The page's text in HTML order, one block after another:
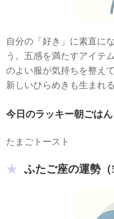
自分の「好き」に素直に
う。五感を満たすアイテ
のよい服が気持ちを整え
新しいひらめきも生まれる
今日のラッキー朝ごはん
たまごトースト
ふたご座の運勢（